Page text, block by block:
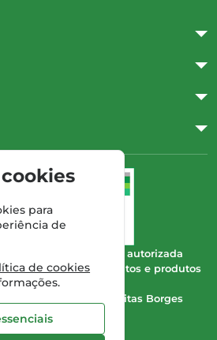
encontra-se autorizada
de medicamentos e produtos
da internet.
Cristina Marta de Freitas Borges
Gonçalves
para
de
de cookies